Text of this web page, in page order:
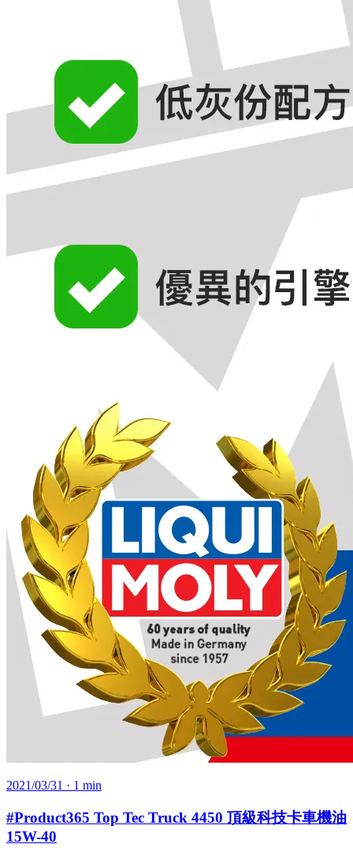
2021/03/31 · 1 min
#Product365 Top Tec Truck 4450 頂級科技卡車機油
15W-40